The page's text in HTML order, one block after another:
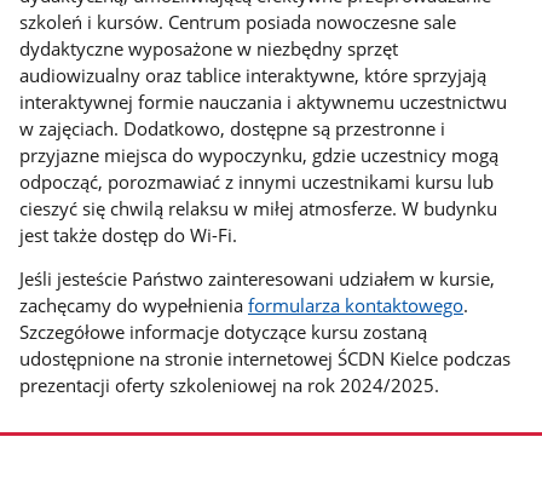
szkoleń i kursów. Centrum posiada nowoczesne sale
dydaktyczne wyposażone w niezbędny sprzęt
audiowizualny oraz tablice interaktywne, które sprzyjają
interaktywnej formie nauczania i aktywnemu uczestnictwu
w zajęciach. Dodatkowo, dostępne są przestronne i
przyjazne miejsca do wypoczynku, gdzie uczestnicy mogą
odpocząć, porozmawiać z innymi uczestnikami kursu lub
cieszyć się chwilą relaksu w miłej atmosferze. W budynku
jest także dostęp do Wi-Fi.
Jeśli jesteście Państwo zainteresowani udziałem w kursie,
zachęcamy do wypełnienia formularza kontaktowego.
Szczegółowe informacje dotyczące kursu zostaną
udostępnione na stronie internetowej ŚCDN Kielce podczas
prezentacji oferty szkoleniowej na rok 2024/2025.